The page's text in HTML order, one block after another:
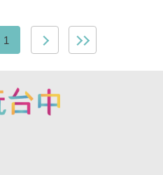
1